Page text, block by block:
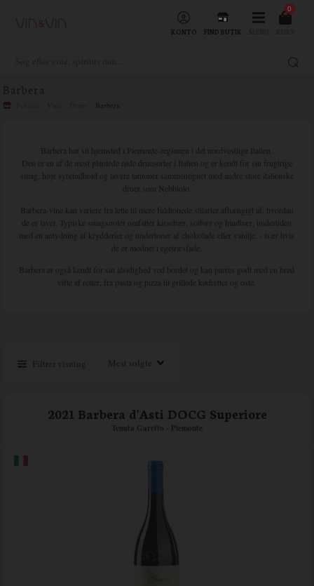
KONTO FIND BUTIK
0
Barbera
Barbera
Barbera har sit hjemsted i Piemonte-regionen i det nordvestlige Italien.
Den er en af de mest plantede røde druesorter i Italien og er kendt for sin frugtrige
smag, høje syreindhold og lavere tanniner sammenlignet med andre store italienske
druer som Nebbiolo.
Barbera-vine kan variere fra lette til mere fuldtonede stilarter afhængigt af, hvordan
de er lavet. Typiske smagsnoter omfatter kirsebær, solbær og hindbær, undertiden
med en antydning af krydderier og undertoner af chokolade eller vanilje. - især hvis
de er modnet i egetræsfade.
Barbera er også kendt for sin alsidighed ved bordet og kan parres godt med en bred
vifte af retter, fra pasta og pizza til grillede kødretter og oste.
Filtrer visning
2021 Barbera d'Asti DOCG Superiore
Tenuta Garetto - Piemonte